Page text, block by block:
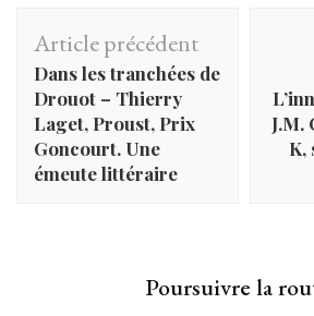
Navigation
d'article
Article précédent
Dans les tranchées de
Drouot – Thierry
Laget, Proust, Prix
Goncourt. Une
émeute littéraire
J.M.
K,
Poursuivre la